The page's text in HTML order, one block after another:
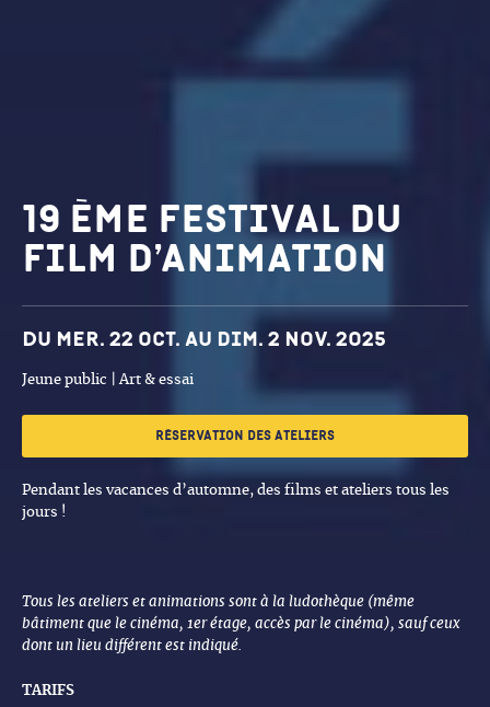
19 ème Festival du
Film d’animation
Dates et horaires
Du mer. 22 oct. au dim. 2 nov. 2025
Jeune public | Art & essai
Réservation des ateliers
Pendant les vacances d’automne, des films et ateliers tous les
jours !
Tous les ateliers et animations sont à la ludothèque (même
bâtiment que le cinéma, 1er étage, accès par le cinéma), sauf ceux
dont un lieu différent est indiqué.
TARIFS